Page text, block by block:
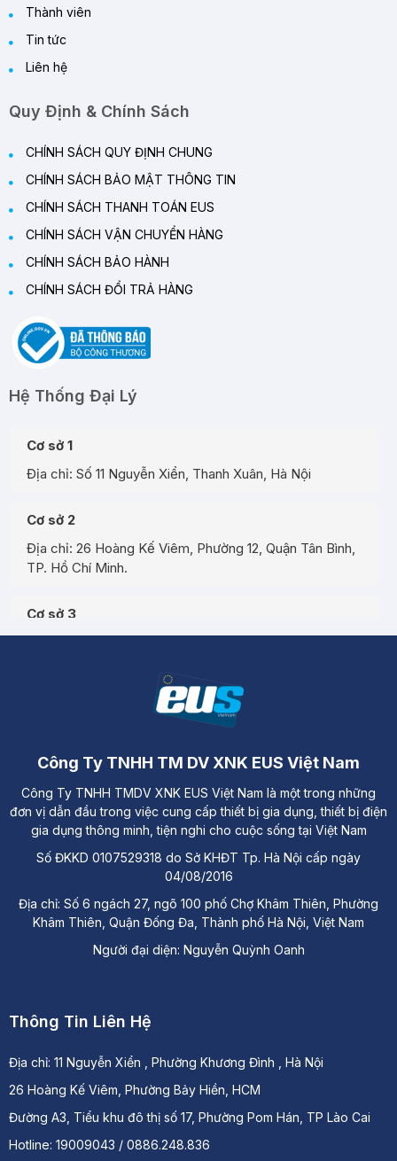
Thành viên
Tin tức
Liên hệ
Quy Định & Chính Sách
CHÍNH SÁCH QUY ĐỊNH CHUNG
CHÍNH SÁCH BẢO MẬT THÔNG TIN
CHÍNH SÁCH THANH TOÁN EUS
CHÍNH SÁCH VẬN CHUYỂN HÀNG
CHÍNH SÁCH BẢO HÀNH
CHÍNH SÁCH ĐỔI TRẢ HÀNG
Hệ Thống Đại Lý
Cơ sở 1
Địa chỉ: Số 11 Nguyễn Xiển, Thanh Xuân, Hà Nội
Cơ sở 2
Địa chỉ: 26 Hoàng Kế Viêm, Phường 12, Quận Tân Bình,
TP. Hồ Chí Minh.
Cơ sở 3
Thông Tin Liên Hệ
Địa chỉ: 11 Nguyễn Xiển , Phường Khương Đình , Hà Nội
26 Hoàng Kế Viêm, Phường Bảy Hiền, HCM
Đường A3, Tiểu khu đô thị số 17, Phường Pom Hán, TP Lào Cai
Hotline: 19009043 / 0886.248.836
Công Ty TNHH TM DV XNK EUS Việt Nam
Công Ty TNHH TMDV XNK EUS Việt Nam là một trong những
đơn vị dẫn đầu trong việc cung cấp thiết bị gia dụng, thiết bị điện
gia dụng thông minh, tiện nghi cho cuộc sống tại Việt Nam
Số ĐKKD 0107529318 do Sở KHĐT Tp. Hà Nội cấp ngày
04/08/2016
Địa chỉ: Số 6 ngách 27, ngõ 100 phố Chợ Khâm Thiên, Phường
Khâm Thiên, Quận Đống Đa, Thành phố Hà Nội, Việt Nam
Người đại diện: Nguyễn Quỳnh Oanh